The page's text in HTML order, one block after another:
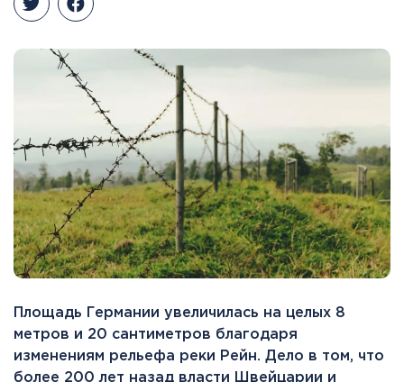
Площадь Германии увеличилась на целых 8
метров и 20 сантиметров благодаря
изменениям рельефа реки Рейн. Дело в том, что
более 200 лет назад власти Швейцарии и